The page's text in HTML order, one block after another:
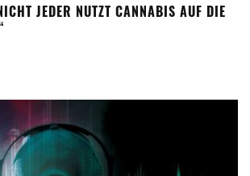
JEDER NUTZT CANNABIS AUF DIE